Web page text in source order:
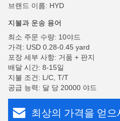
브랜드 이름: HYD
지불과 운송 용어
최소 주문 수량: 10야드
가격: USD 0.28-0.45 yard
포장 세부 사항: 거품 + 판지
배달 시간: 8-15일
지불 조건: L/C, T/T
공급 능력: 달 당 20000 야드
최상의 가격을 얻으